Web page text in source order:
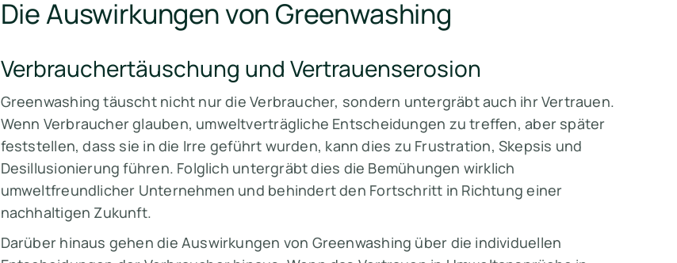
Die Auswirkungen von Greenwashing
Verbrauchertäuschung und Vertrauenserosion
Greenwashing täuscht nicht nur die Verbraucher, sondern untergräbt auch ihr Vertrauen.
Wenn Verbraucher glauben, umweltverträgliche Entscheidungen zu treffen, aber später
feststellen, dass sie in die Irre geführt wurden, kann dies zu Frustration, Skepsis und
Desillusionierung führen. Folglich untergräbt dies die Bemühungen wirklich
umweltfreundlicher Unternehmen und behindert den Fortschritt in Richtung einer
nachhaltigen Zukunft.
Darüber hinaus gehen die Auswirkungen von Greenwashing über die individuellen